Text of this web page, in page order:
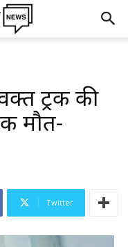
ट्रक की
मौत-
Twitter